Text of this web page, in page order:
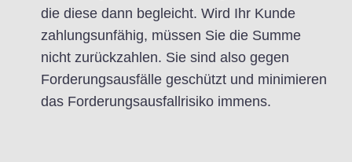
die diese dann begleicht. Wird Ihr Kunde
zahlungsunfähig, müssen Sie die Summe
nicht zurückzahlen. Sie sind also gegen
Forderungsausfälle geschützt und minimieren
das Forderungsausfallrisiko immens.